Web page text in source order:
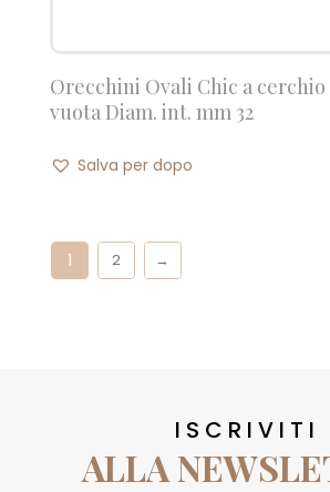
Orecchini Ovali Chic a cerchio
vuota Diam. int. mm 32
Salva per dopo
1 2 →
ISCRIVITI
ALLA